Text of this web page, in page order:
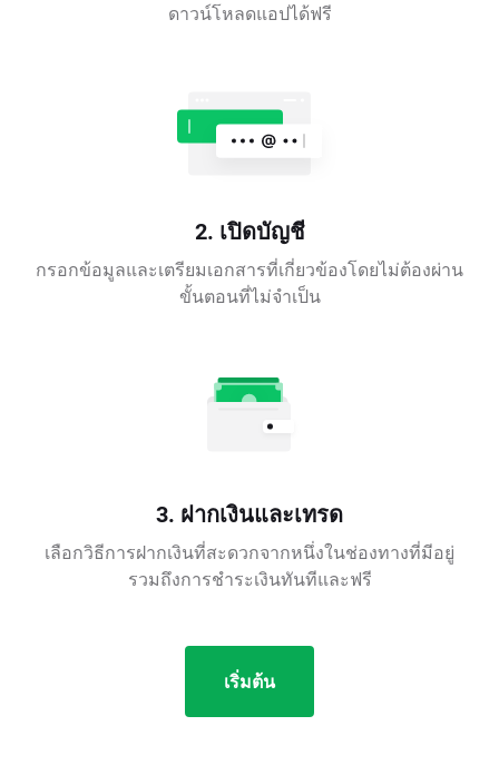
ดาวน์โหลดแอปได้ฟรี
2. เปิดบัญชี
กรอกข้อมูลและเตรียมเอกสารที่เกี่ยวข้องโดยไม่ต้องผ่าน
ขั้นตอนที่ไม่จำเป็น
3. ฝากเงินและเทรด
เลือกวิธีการฝากเงินที่สะดวกจากหนึ่งในช่องทางที่มีอยู่
รวมถึงการชำระเงินทันทีและฟรี
เริ่มต้น